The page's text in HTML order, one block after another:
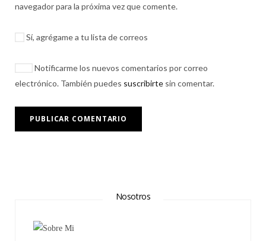
navegador para la próxima vez que comente.
Sí, agrégame a tu lista de correos
Notificarme los nuevos comentarios por correo
electrónico. También puedes suscribirte sin comentar.
Nosotros